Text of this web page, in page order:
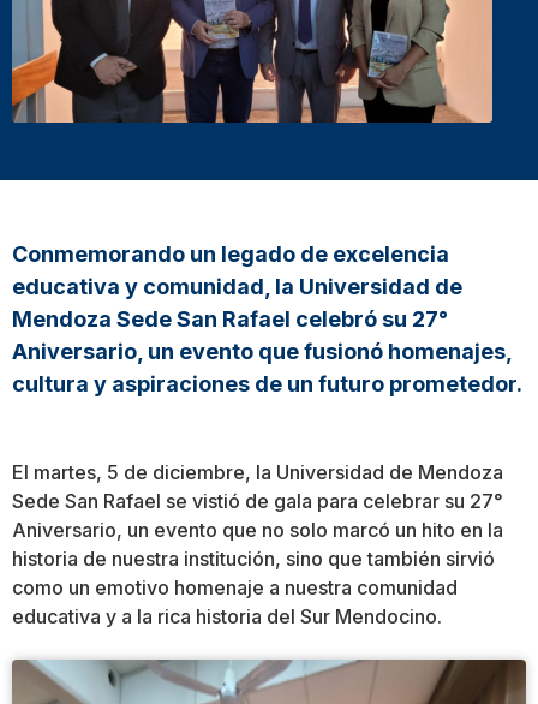
Conmemorando un legado de excelencia
educativa y comunidad, la Universidad de
Mendoza Sede San Rafael celebró su 27°
Aniversario, un evento que fusionó homenajes,
cultura y aspiraciones de un futuro prometedor.
El martes, 5 de diciembre, la Universidad de Mendoza
Sede San Rafael se vistió de gala para celebrar su 27°
Aniversario, un evento que no solo marcó un hito en la
historia de nuestra institución, sino que también sirvió
como un emotivo homenaje a nuestra comunidad
educativa y a la rica historia del Sur Mendocino.